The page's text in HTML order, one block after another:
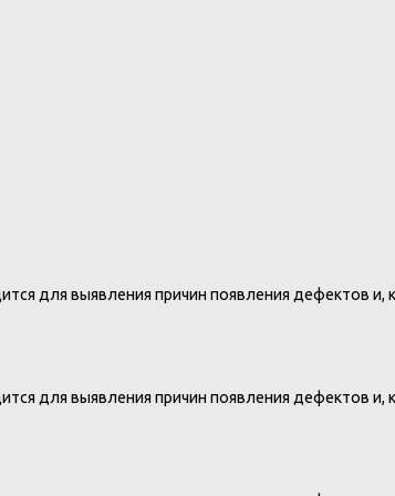
для выявления причин появления дефектов и,
для выявления причин появления дефектов и,